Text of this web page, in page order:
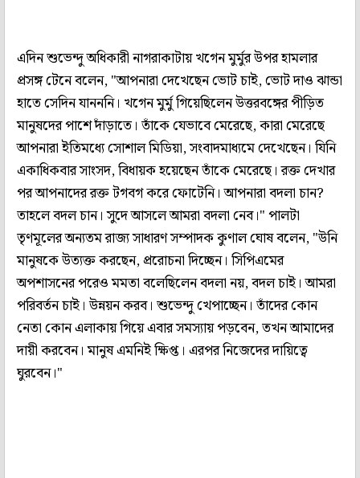
এদিন শুভেন্দু অধিকারী নাগরাকাটায় খগেন মুর্মুর উপর হামলার
প্রসঙ্গ টেনে বলেন, "আপনারা দেখেছেন ভোট চাই, ভোট দাও ঝান্ডা
হাতে সেদিন যানননি। খগেন মুর্মু গিয়েছিলেন উত্তরবঙ্গের পীড়িত
মানুষদের পাশে দাঁড়াতে। তাঁকে যেভাবে মেরেছে, কারা মেরেছে
আপনারা ইতিমধ্যে সোশাল মিডিয়া, সংবাদমাধ্যমে দেখেছেন। যিনি
একাধিকবার সাংসদ, বিধায়ক হয়েছেন তাঁকে মেরেছে। রক্ত দেখার
পর আপনাদের রক্ত টগবগ করে ফোটেনি। আপনারা বদলা চান?
তাহলে বদল চান। সুদে আসলে আমরা বদলা নেব।" পালটা
তৃণমূলের অন্যতম রাজ্য সাধারণ সম্পাদক কুণাল ঘোষ বলেন, "উনি
মানুষকে উত্যক্ত করছেন, প্ররোচনা দিচ্ছেন। সিপিএমের
অপশাসনের পরেও মমতা বলেছিলেন বদলা নয়, বদল চাই। আমরা
পরিবর্তন চাই। উন্নয়ন করব। শুভেন্দু খেপাচ্ছেন। তাঁদের কোন
নেতা কোন এলাকায় গিয়ে এবার সমস্যায় পড়বেন, তখন আমাদের
দায়ী করবেন। মানুষ এমনিই ক্ষিপ্ত। এরপর নিজেদের দায়িত্বে
ঘুরবেন।"